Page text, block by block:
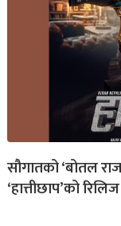
सौगातको ‘बोतल
‘हात्तीछाप’को